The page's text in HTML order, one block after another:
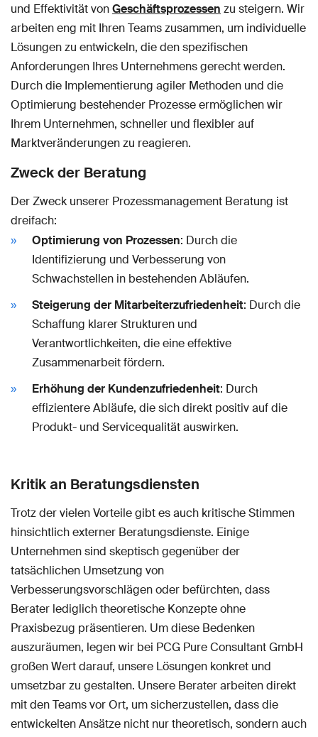
und Effektivität vonGeschäftsprozessen zu steigern. Wir
arbeiten eng mit Ihren Teams zusammen, um individuelle
Lösungen zu entwickeln, die den spezifischen
Anforderungen Ihres Unternehmens gerecht werden.
Durch die Implementierung agiler Methoden und die
Optimierung bestehender Prozesse ermöglichen wir
Ihrem Unternehmen, schneller und flexibler auf
Marktveränderungen zu reagieren.
Zweck der Beratung
Der Zweck unserer Prozessmanagement Beratung ist
dreifach:
Optimierung von Prozessen: Durch die
Identifizierung und Verbesserung von
Schwachstellen in bestehenden Abläufen.
Steigerung der Mitarbeiterzufriedenheit: Durch die
Schaffung klarer Strukturen und
Verantwortlichkeiten, die eine effektive
Zusammenarbeit fördern.
Erhöhung der Kundenzufriedenheit: Durch
effizientere Abläufe, die sich direkt positiv auf die
Produkt- und Servicequalität auswirken.
Kritik an Beratungsdiensten
Trotz der vielen Vorteile gibt es auch kritische Stimmen
hinsichtlich externer Beratungsdienste. Einige
Unternehmen sind skeptisch gegenüber der
tatsächlichen Umsetzung von
Verbesserungsvorschlägen oder befürchten, dass
Berater lediglich theoretische Konzepte ohne
Praxisbezug präsentieren. Um diese Bedenken
auszuräumen, legen wir bei PCG Pure Consultant GmbH
großen Wert darauf, unsere Lösungen konkret und
umsetzbar zu gestalten. Unsere Berater arbeiten direkt
mit den Teams vor Ort, um sicherzustellen, dass die
entwickelten Ansätze nicht nur theoretisch, sondern auch